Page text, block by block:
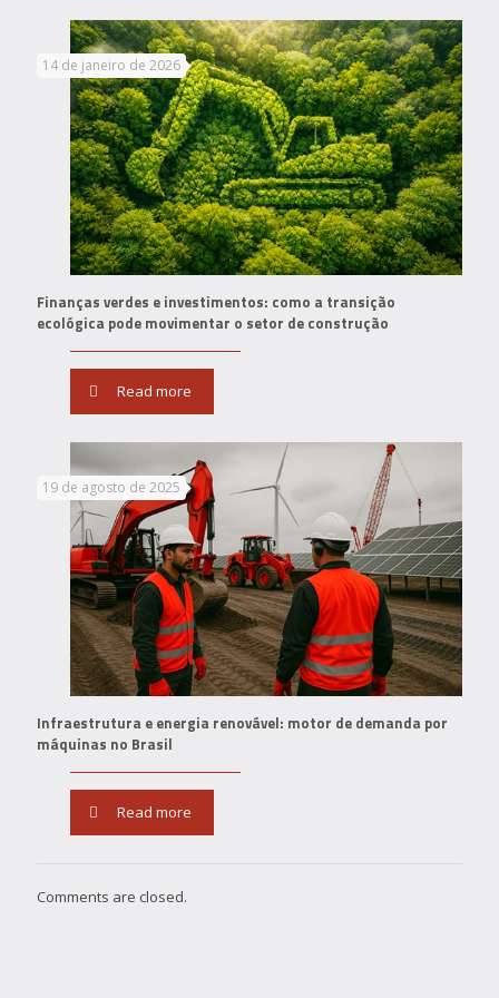
14 de janeiro de 2026
Finanças verdes e investimentos: como a transição
ecológica pode movimentar o setor de construção
Read more
19 de agosto de 2025
Infraestrutura e energia renovável: motor de demanda por
máquinas no Brasil
Read more
Comments are closed.